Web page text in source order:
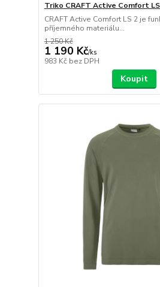
Triko CRAFT Active Comfort
CRAFT Active Comfort LS 2 je
příjemného materiálu...
1 250 Kč
1 190 Kč/ks
983 Kč bez DPH
Koupit